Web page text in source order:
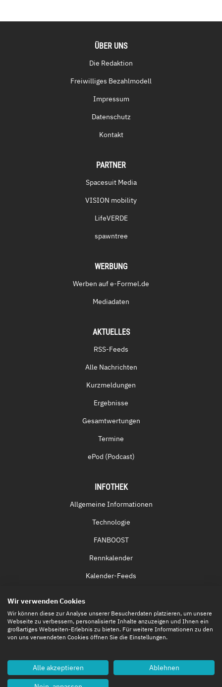
ÜBER UNS
Die Redaktion
Freiwilliges Bezahlmodell
Impressum
Datenschutz
Kontakt
PARTNER
Spacesuit Media
VISION mobility
LifeVERDE
spawntree
WERBUNG
Werben auf e-Formel.de
Mediadaten
AKTUELLES
RSS-Feeds
Alle Nachrichten
Kurzmeldungen
Ergebnisse
Gesamtwertungen
Termine
ePod (Podcast)
INFOTHEK
Allgemeine Informationen
Technologie
FANBOOST
Rennkalender
Kalender-Feeds
Eintrittskarten
Wir verwenden Cookies
Wir können diese zur Analyse unserer Besucherdaten platzieren, um unsere
Webseite zu verbessern, personalisierte Inhalte anzuzeigen und Ihnen ein
großartiges Webseiten-Erlebnis zu bieten. Für weitere Informationen zu den
von uns verwendeten Cookies öffnen Sie die Einstellungen.
Alle akzeptieren Ablehnen